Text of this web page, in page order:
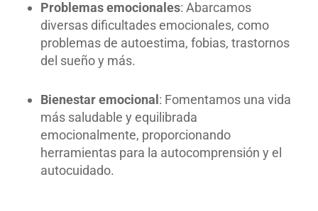
Problemas emocionales: Abarcamos
diversas dificultades emocionales, como
problemas de autoestima, fobias, trastornos
del sueño y más.
Bienestar emocional : Fomentamos una vida
más saludable y equilibrada
emocionalmente, proporcionando
herramientas para la autocomprensión y el
autocuidado.